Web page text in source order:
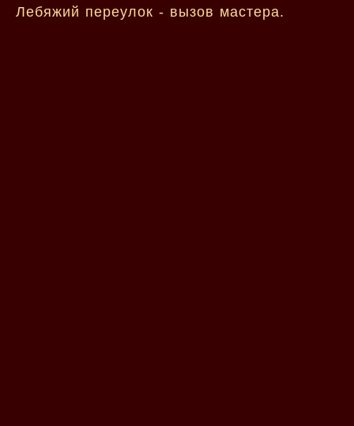
Лебяжий переулок - вызов мастера.